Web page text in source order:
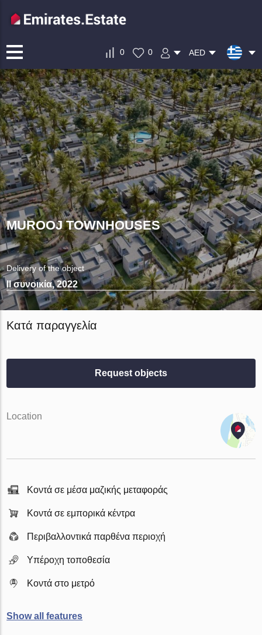
0 0 AED
MUROOJ TOWNHOUSES
Delivery of the object
II συνοικία, 2022
Κατά παραγγελία
Request objects
Location
Κοντά σε μέσα μαζικής μεταφοράς
Κοντά σε εμπορικά κέντρα
Περιβαλλοντικά παρθένα περιοχή
Υπέροχη τοποθεσία
Κοντά στο μετρό
Show all features